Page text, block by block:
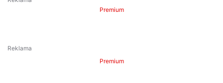
Premium
Premium